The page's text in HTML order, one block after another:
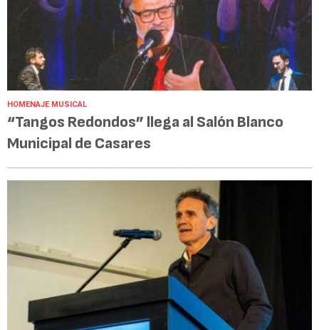
HOMENAJE MUSICAL
“Tangos Redondos” llega al Salón Blanco
Municipal de Casares